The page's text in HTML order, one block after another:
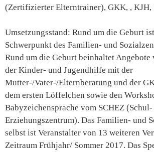
(Zertifizierter Elterntrainer), GKK, , KJH,
Umsetzungsstand: Rund um die Geburt
Schwerpunkt des Familien- und
Rund um die Geburt beinhaltet Angebote
der Kinder- und Jugendhilfe mit der
Mutter-/Vater-/Elternberatung und der
dem ersten Löffelchen sowie den
Babyzeichensprache vom SCHEZ (Schul-
Erziehungszentrum). Das Familien- und
selbst ist Veranstalter von 13 weiteren
Zeitraum Frühjahr/ Sommer 2017. Das